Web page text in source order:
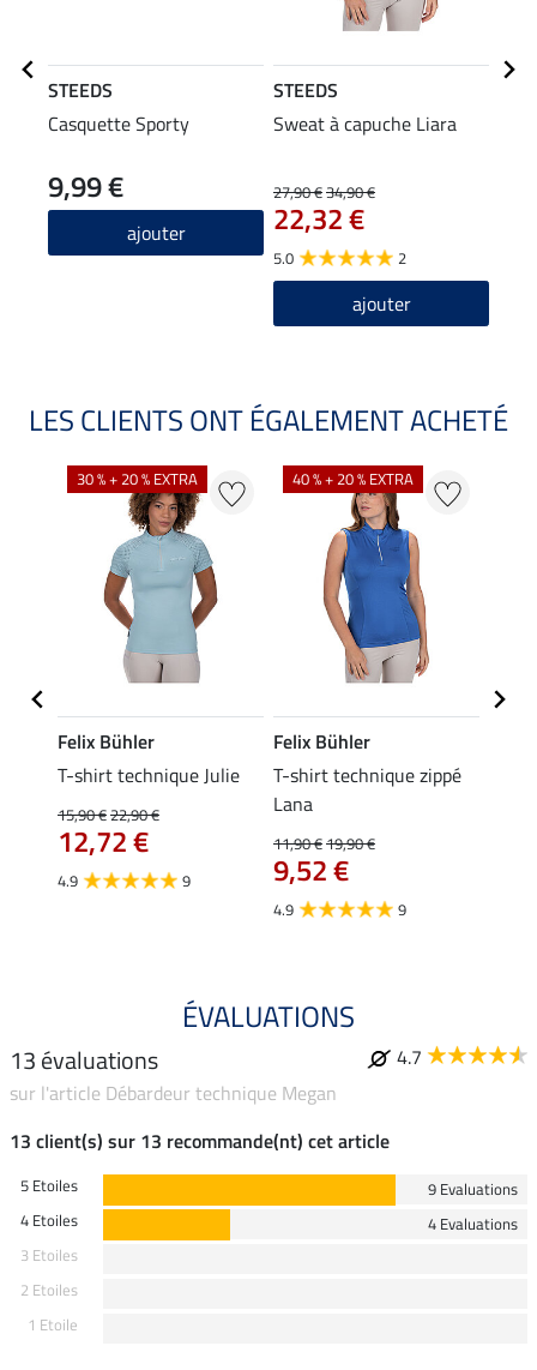
STEEDS
Casquette Sporty
9,99 €
ajouter
STEEDS
Sweat à capuche Liara
27,90 €34,90 €
22,32 €
5.0 2
ajouter
LES CLIENTS ONT ÉGALEMENT ACHETÉ
30 % + 20 % EXTRA
Felix Bühler
T-shirt technique Julie
15,90 €22,90 €
12,72 €
4.9 9
40 % + 20 % EXTRA
Felix Bühler
T-shirt technique zippé
Lana
11,90 €19,90 €
9,52 €
4.9 9
ÉVALUATIONS
13 évaluations
4.7
sur l'article Débardeur technique Megan
13 client(s) sur 13 recommande(nt) cet article
5 Etoiles
9 Evaluations
4 Etoiles
4 Evaluations
3 Etoiles
2 Etoiles
1 Etoile